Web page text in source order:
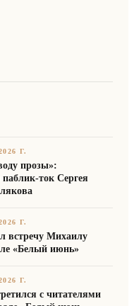
Г.
прозы»:
ток Сергея
Г.
встречу Михаилу
«Белый июнь»
Г.
с читателями